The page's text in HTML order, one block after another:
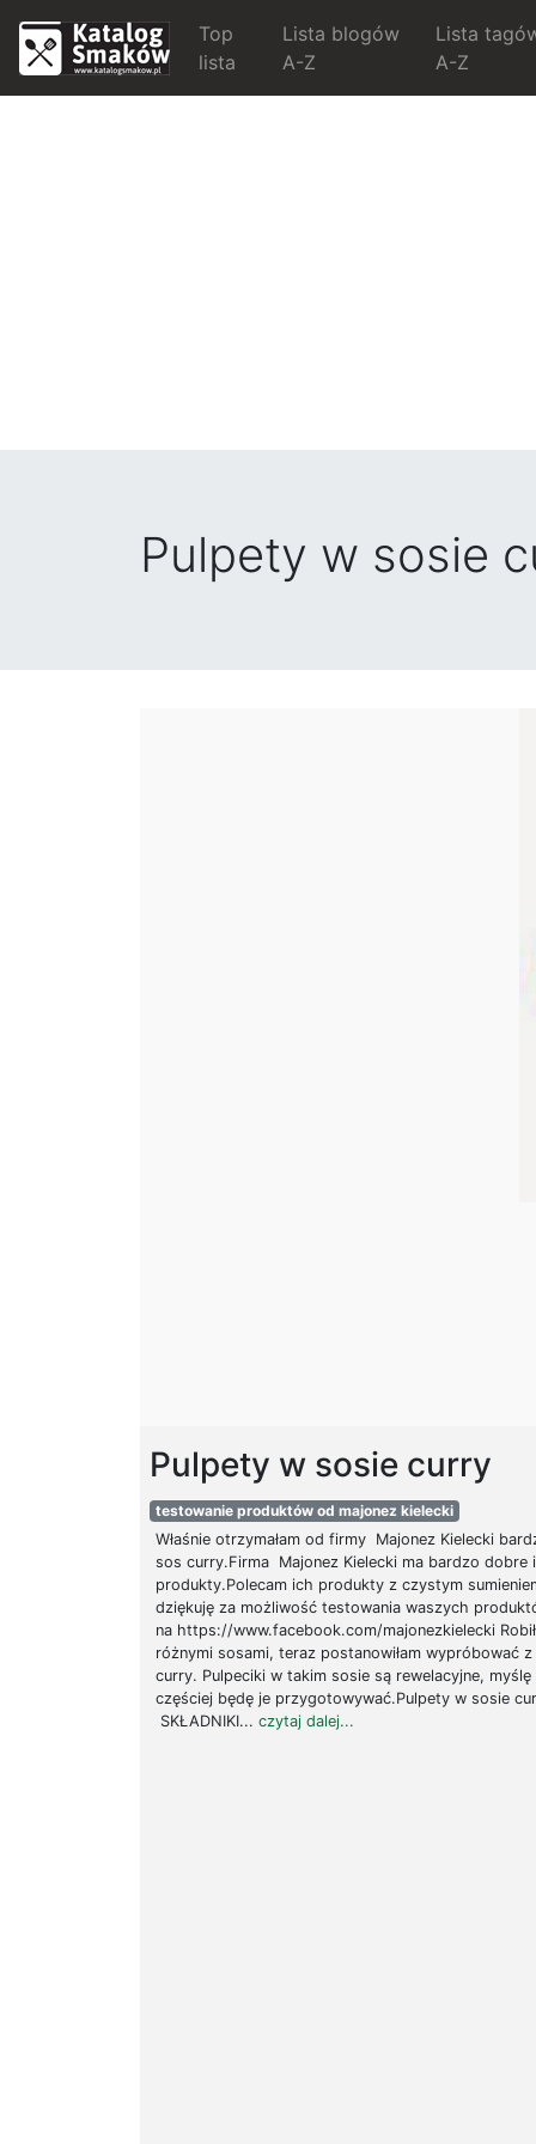
Top
lista
Lista blogów
A-Z
Lista
A-Z
Pulpety w sosie
Pulpety w sosie curry
testowanie produktów od majonez kielecki
Właśnie otrzymałam od firmy Majonez Kielecki
sos curry.Firma Majonez Kielecki ma bardzo dobre
produkty.Polecam ich produkty z czystym
dziękuję za możliwość testowania waszych
na https://www.facebook.com/majonezkielecki
różnymi sosami, teraz postanowiłam wypróbować
curry. Pulpeciki w takim sosie są rewelacyjne, myślę
częściej będę je przygotowywać.Pulpety w sosie
SKŁADNIKI... czytaj dalej...